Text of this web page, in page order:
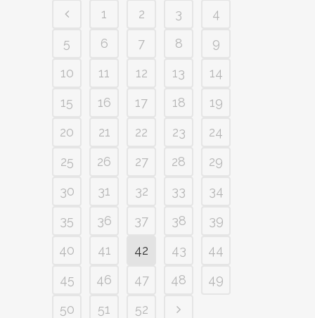
1 2 3
4
5
6 7 8
9
10
11 12 13
14
15
16 17 18
19
20
21 22 23
24
25
26 27 28
29
30
31 32 33
34
35
36 37 38
39
40
41 42 43
44
45
46 47 48
49
50
51 52